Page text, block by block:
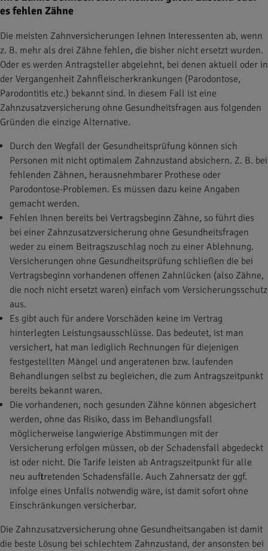
es fehlen Zähne
Die meisten Zahnversicherungen lehnen Interessenten ab, wenn
z. B. mehr als drei Zähne fehlen, die bisher nicht ersetzt wurden.
Oder es werden Antragsteller abgelehnt, bei denen aktuell oder in
der Vergangenheit Zahnfleischerkrankungen (Parodontose,
Parodontitis etc.) bekannt sind. In diesem Fall ist eine
Zahnzusatzversicherung ohne Gesundheitsfragen aus folgenden
Gründen die einzige Alternative.
Durch den Wegfall der Gesundheitsprüfung können sich
Personen mit nicht optimalem Zahnzustand absichern. Z. B. bei
fehlenden Zähnen, herausnehmbarer Prothese oder
Parodontose-Problemen. Es müssen dazu keine Angaben
gemacht werden.
Fehlen Ihnen bereits bei Vertragsbeginn Zähne, so führt dies
bei einer Zahnzusatzversicherung ohne Gesundheitsfragen
weder zu einem Beitragszuschlag noch zu einer Ablehnung.
Versicherungen ohne Gesundheitsprüfung schließen die bei
Vertragsbeginn vorhandenen offenen Zahnlücken (also Zähne,
die noch nicht ersetzt waren) einfach vom Versicherungsschutz
aus.
Es gibt auch für andere Vorschäden keine im Vertrag
hinterlegten Leistungsausschlüsse. Das bedeutet, ist man
versichert, hat man lediglich Rechnungen für diejenigen
festgestellten Mängel und angeratenen bzw. laufenden
Behandlungen selbst zu begleichen, die zum Antragszeitpunkt
bereits bekannt waren.
Die vorhandenen, noch gesunden Zähne können abgesichert
werden, ohne das Risiko, dass im Behandlungsfall
möglicherweise langwierige Abstimmungen mit der
Versicherung erfolgen müssen, ob der Schadensfall abgedeckt
ist oder nicht. Die Tarife leisten ab Antragszeitpunkt für alle
neu auftretenden Schadensfälle. Auch Zahnersatz der ggf.
infolge eines Unfalls notwendig wäre, ist damit sofort ohne
Einschränkungen versicherbar.
Die Zahnzusatzversicherung ohne Gesundheitsangaben ist damit
die beste Lösung bei schlechtem Zahnzustand, der ansonsten bei